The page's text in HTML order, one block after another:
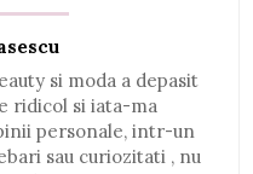
si moda a depasit
ridicol si iata-ma
personale, intr-un
sau curiozitati , nu